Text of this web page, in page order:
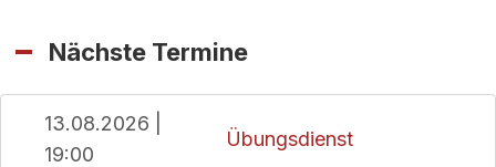
Nächste Termine
13.08.2026 |
19:00
Übungsdienst